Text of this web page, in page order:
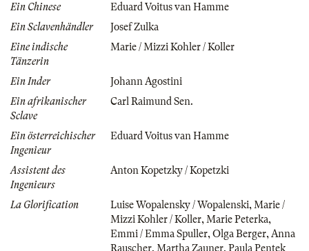
Ein Chinese
Eduard Voitus van Hamme
Ein Sclavenhändler
Josef Zulka
Eine indische
Tänzerin
Marie / Mizzi Kohler / Koller
Ein Inder
Johann Agostini
Ein afrikanischer
Sclave
Carl Raimund Sen.
Ein österreichischer
Ingenieur
Eduard Voitus van Hamme
Assistent des
Ingenieurs
Anton Kopetzky / Kopetzki
La Glorification Luise Wopalensky / Wopalenski,Marie /
Mizzi Kohler / Koller,Marie Peterka,
Emmi / Emma Spuller,Olga Berger,Anna
Rauscher,Martha Zauner,Paula Pentek